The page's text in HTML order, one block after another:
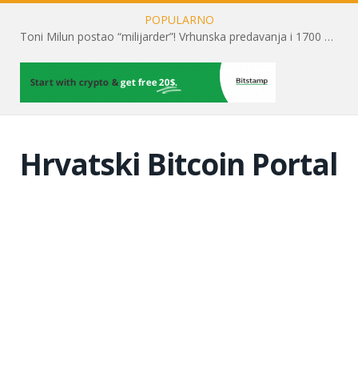
POPULARNO
Toni Milun postao “milijarder”! Vrhunska predavanja i 1700 posjetitelja obilježili su mjesec financijske pismenosti
Hrvatski Bitcoin Portal